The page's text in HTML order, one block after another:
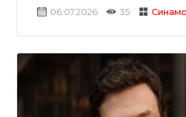
06.07.2026 35 Синамо